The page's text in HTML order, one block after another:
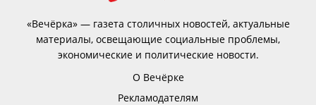
«Вечёрка» — газета столичных новостей, актуальные
материалы, освещающие социальные проблемы,
экономические и политические новости.
О Вечёрке
Рекламодателям